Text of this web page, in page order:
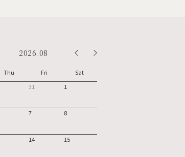
2026.08
Thu Fri
Sat
31 1
7 8
14 15